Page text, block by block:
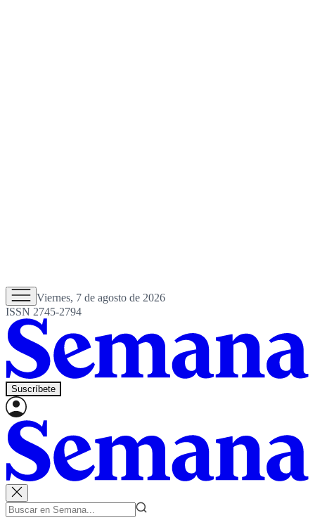
Viernes, 7 de agosto de 2026
ISSN 2745-2794
Suscríbete